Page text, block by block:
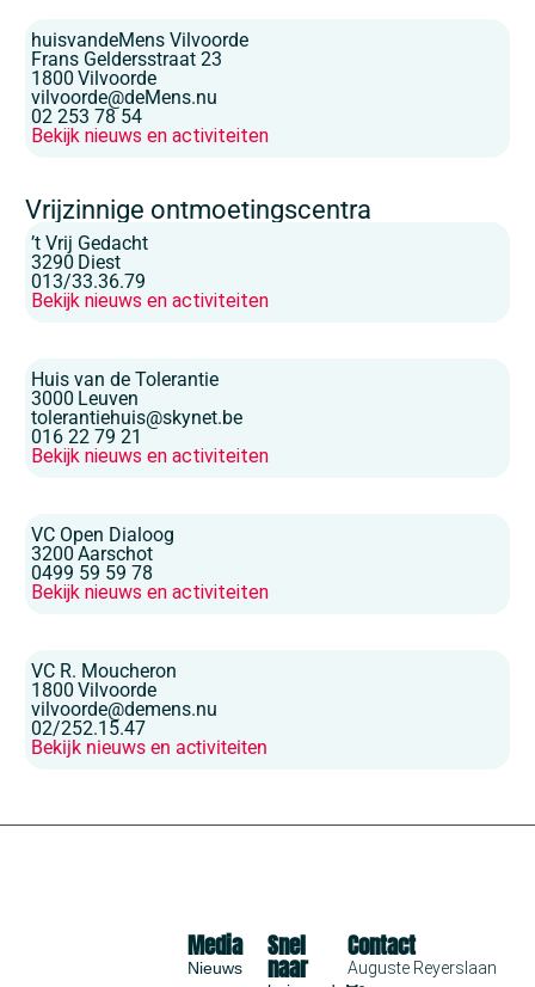
huisvandeMens Vilvoorde
Frans Geldersstraat 23
1800 Vilvoorde
vilvoorde@deMens.nu
02 253 78 54
Bekijk nieuws en activiteiten
Vrijzinnige ontmoetingscentra
’t Vrij Gedacht
3290 Diest
013/33.36.79
Bekijk nieuws en activiteiten
Huis van de Tolerantie
3000 Leuven
tolerantiehuis@skynet.be
016 22 79 21
Bekijk nieuws en activiteiten
VC Open Dialoog
3200 Aarschot
0499 59 59 78
Bekijk nieuws en activiteiten
VC R. Moucheron
1800 Vilvoorde
vilvoorde@demens.nu
02/252.15.47
Bekijk nieuws en activiteiten
Snel
naar
Media
Nieuws
Contact
Auguste Reyerslaan